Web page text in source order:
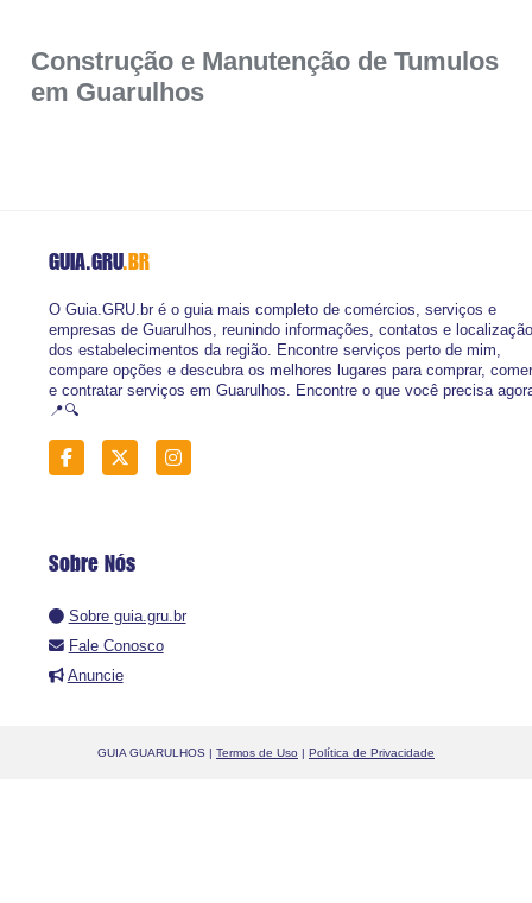
Construção e Manutenção de Tumulos
em Guarulhos
GUIA.GRU.BR
O Guia.GRU.br é o guia mais completo de comércios, serviços e
empresas de Guarulhos, reunindo informações, contatos e localização
dos estabelecimentos da região. Encontre serviços perto de mim,
compare opções e descubra os melhores lugares para comprar, comer
e contratar serviços em Guarulhos. Encontre o que você precisa
📍🔍
Sobre Nós
Sobre guia.gru.br
Fale Conosco
Anuncie
GUIA GUARULHOS | Termos de Uso Política de Privacidade